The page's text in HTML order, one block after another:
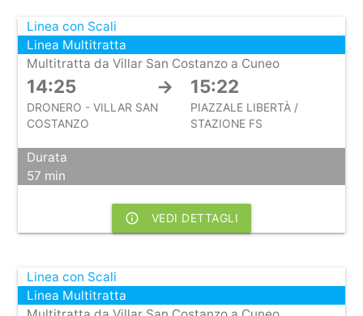
Linea con Scali
Linea Multitratta
Multitratta da Villar San Costanzo a Cuneo
14:25 → 15:22
DRONERO - VILLAR SAN
COSTANZO
PIAZZALE LIBERTÀ /
STAZIONE FS
Durata
57 min
info_outline VEDI DETTAGLI
Linea con Scali
Linea Multitratta